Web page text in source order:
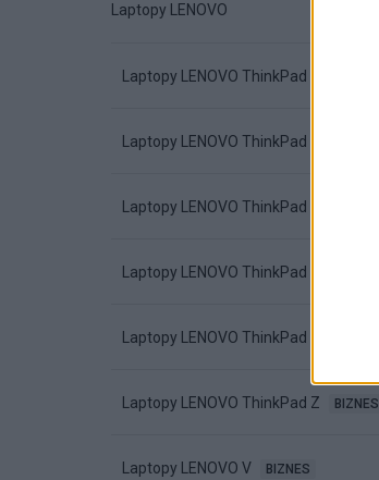
Laptopy LENOVO
Laptopy LENOVO ThinkPad L
Laptopy LENOVO ThinkPad E
Laptopy LENOVO ThinkPad T
Laptopy LENOVO ThinkPad P
Laptopy LENOVO ThinkPad X
Laptopy LENOVO ThinkPad Z BIZNES
Laptopy LENOVO V BIZNES